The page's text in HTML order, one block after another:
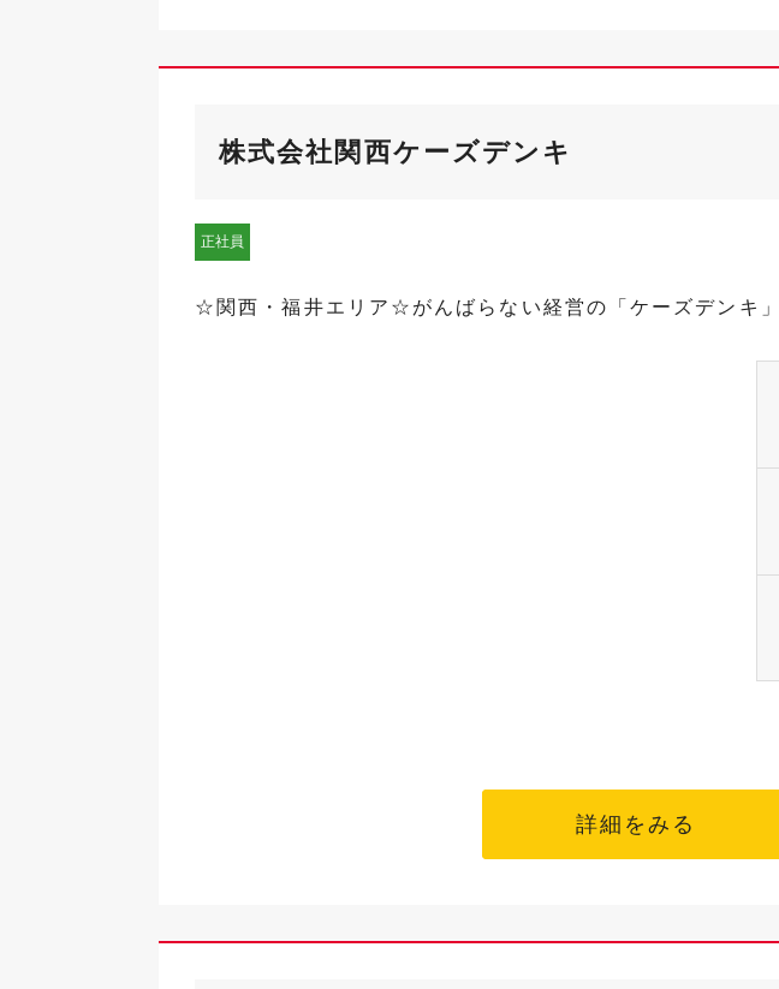
株式会社関西ケーズデンキ
正社員
☆関西・福井エリア☆がんばらない経営の「ケーズデンキ
詳細をみる